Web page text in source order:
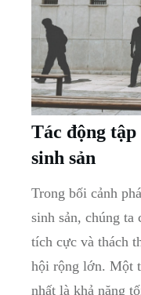
Tác động
sinh sản
Trong bối cảnh
sinh sản, chúng ta
tích cực và thách
hội rộng lớn. Một
nhất là khả năng